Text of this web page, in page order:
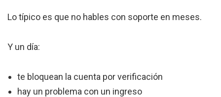
Lo típico es que no hables con soporte en meses.
Y un día:
te bloquean la cuenta por verificación
hay un problema con un ingreso